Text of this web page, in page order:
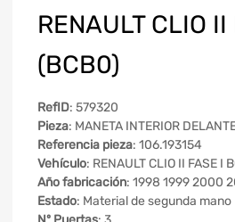
RENAULT CLIO II
(BCB0)
RefID: 579320
Pieza: MANETA INTERIOR
Referencia pieza: 106.193154
Vehículo: RENAULT CLIO II FASE I
Año fabricación: 1998 1999 2000
Estado: Material de segunda mano